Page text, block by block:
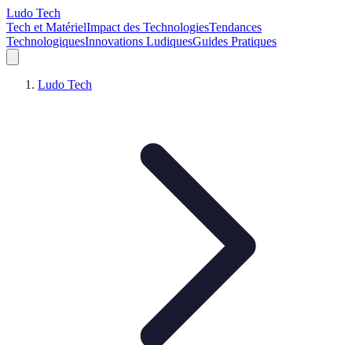
Ludo Tech
Tech et MatérielImpact des TechnologiesTendances
TechnologiquesInnovations LudiquesGuides Pratiques
Ludo Tech